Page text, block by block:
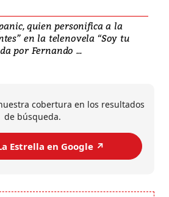
quien personifica a la
en la telenovela “Soy tu
por Fernando ...
cobertura en los resultados
de búsqueda.
Estrella en Google ↗️